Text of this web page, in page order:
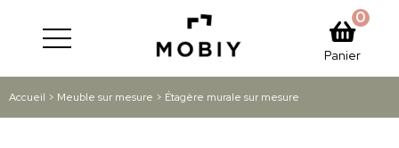
Panier
0
Accueil > Meuble sur mesure > Étagère murale sur mesure